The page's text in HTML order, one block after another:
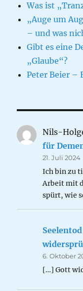
Was ist
„Auge um
– und was
Gibt es eine
„Glaube“?
Peter Beier –
Nils-
für
21. Juli 2024
Ich bin zu
Arbeit mit
spürt, wie
6. Oktober
[…] Gott